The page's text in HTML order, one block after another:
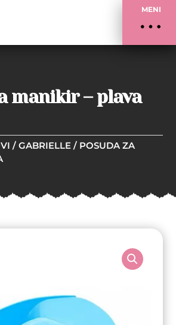
MENI
manikir – plava
/GABRIELLE / POSUDA ZA